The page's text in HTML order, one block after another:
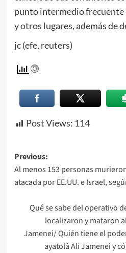
punto intermedio frecuente
y otros lugares, además de
jc (efe, reuters)
Post Views: 114
Previous:
Al menos 153 personas
atacada por EE.UU. e Israel,
Qué se sabe del operativo
localizaron y mataron
Jamenei/ Quién tiene el
ayatolá Alí Jamenei y